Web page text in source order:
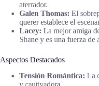
aterrador.
Galen Thomas: El
querer establece el
Lacey: La mejor amiga
Shane y es una fuerza de
Aspectos Destacados
Tensión Romántica: La
y cautivadora.